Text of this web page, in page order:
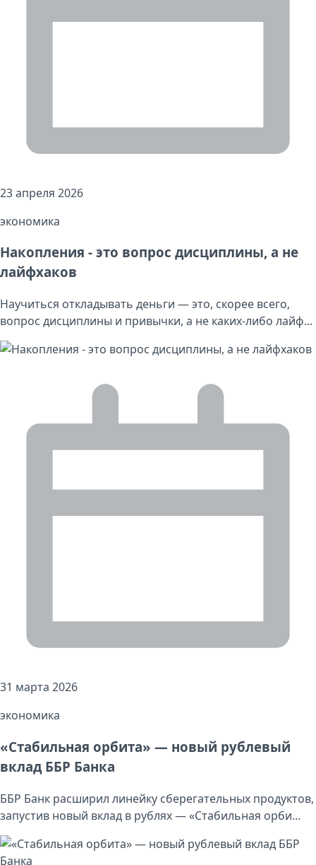
23 апреля 2026
экономика
Накопления - это вопрос дисциплины, а не
лайфхаков
Научиться откладывать деньги — это, скорее всего,
вопрос дисциплины и привычки, а не каких-либо лайф...
31 марта 2026
экономика
«Стабильная орбита» — новый рублевый
вклад ББР Банка
ББР Банк расширил линейку сберегательных продуктов,
запустив новый вклад в рублях — «Стабильная орби...